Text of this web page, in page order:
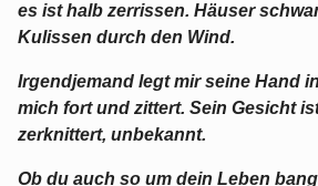
es ist halb zerrissen. Häuser
Kulissen durch den Wind.
Irgendjemand legt mir seine Hand
mich fort und zittert. Sein Gesicht
zerknittert, unbekannt.
Ob du auch so um dein Leben